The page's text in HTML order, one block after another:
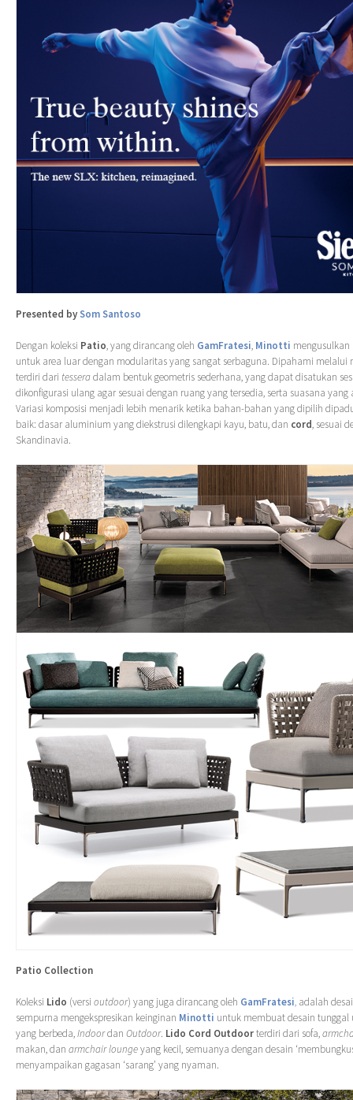
Presented by Som Santoso
Dengan koleksi Patio, yang dirancang oleh GamFratesi, Minotti
untuk area luar dengan modularitas yang sangat serbaguna. Dipahami melalui
terdiri dari tesseradalam bentuk geometris sederhana, yang dapat disatukan
dikonfigurasi ulang agar sesuai dengan ruang yang tersedia, serta suasana
Variasi komposisi menjadi lebih menarik ketika bahan-bahan yang dipilih
baik: dasar aluminium yang diekstrusi dilengkapi kayu, batu, dan cord, sesuai
Skandinavia.
Patio Collection
Koleksi Lido (versi outdoor) yang juga dirancang oleh GamFratesi, adalah
sempurna mengekspresikan keinginan Minotti untuk membuat desain tunggal
yang berbeda,Indoordan Outdoor. Lido Cord Outdoorterdiri dari sofa,
makan, dan armchair loungeyang kecil, semuanya dengan desain
menyampaikan gagasan ‘sarang’ yang nyaman.